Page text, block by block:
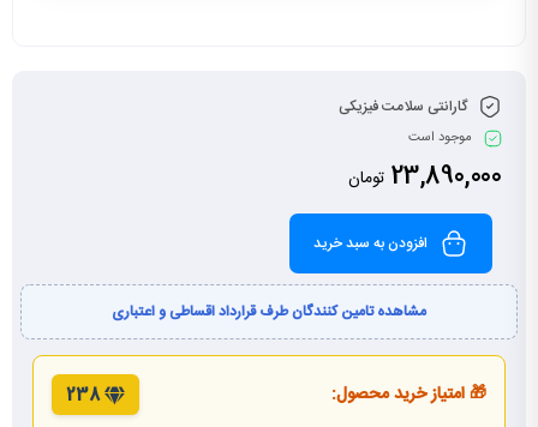
گارانتی سلامت فیزیکی
موجود است
23,890,000 تومان
افزودن به سبد خرید
مشاهده تامین کنندگان طرف قرارداد اقساطی و اعتباری
🎁 امتیاز خرید محصول: 238